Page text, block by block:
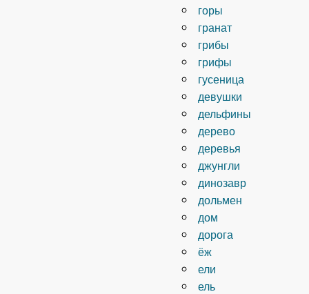
горы
гранат
грибы
грифы
гусеница
девушки
дельфины
дерево
деревья
джунгли
динозавр
дольмен
дом
дорога
ёж
ели
ель